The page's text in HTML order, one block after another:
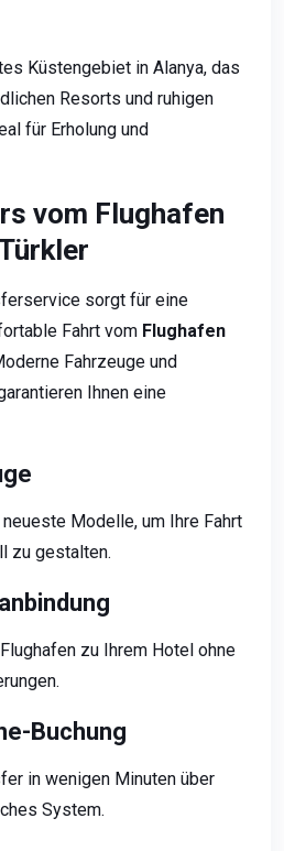
Küstengebiet in Alanya, das
Resorts und ruhigen
für Erholung und
vom Flughafen
sorgt für eine
Fahrt vom Flughafen
Fahrzeuge und
Ihnen eine
Modelle, um Ihre Fahrt
zu gestalten.
zu Ihrem Hotel ohne
Buchung
in wenigen Minuten über
System.